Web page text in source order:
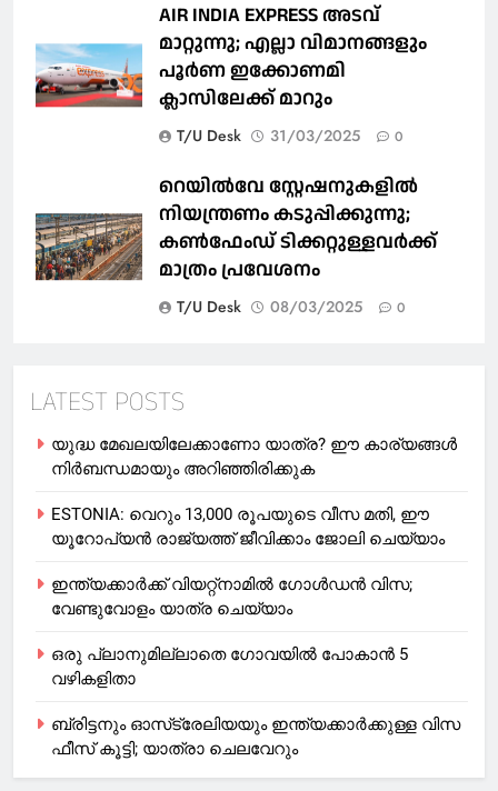
AIR INDIA EXPRESS അടവ്
മാറ്റുന്നു; എല്ലാ വിമാനങ്ങളും
പൂര്‍ണ ഇക്കോണമി
ക്ലാസിലേക്ക് മാറും
T/U Desk 31/03/2025 0
റെയില്‍വേ സ്റ്റേഷനുകളിൽ
നിയന്ത്രണം കടുപ്പിക്കുന്നു;
കണ്‍ഫേംഡ് ടിക്കറ്റുള്ളവര്‍ക്ക്
മാത്രം പ്രവേശനം
T/U Desk 08/03/2025 0
LATEST POSTS
യുദ്ധ മേഖലയിലേക്കാണോ യാത്ര? ഈ കാര്യങ്ങള്‍
നിര്‍ബന്ധമായും അറിഞ്ഞിരിക്കുക
ESTONIA: വെറും 13,000 രൂപയുടെ വീസ മതി, ഈ
യൂറോപ്യന്‍ രാജ്യത്ത് ജീവിക്കാം ജോലി ചെയ്യാം
ഇന്ത്യക്കാർക്ക് വിയറ്റ്‌നാമില്‍ ഗോള്‍ഡന്‍ വിസ;
വേണ്ടുവോളം യാത്ര ചെയ്യാം
ഒരു പ്ലാനുമില്ലാതെ ഗോവയില്‍ പോകാൻ 5
വഴികളിതാ
ബ്രിട്ടനും ഓസ്‌ട്രേലിയയും ഇന്ത്യക്കാര്‍ക്കുള്ള വിസ
ഫീസ് കൂട്ടി; യാത്രാ ചെലവേറും